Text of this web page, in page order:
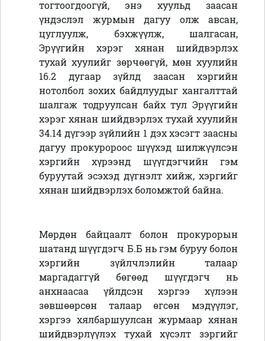
тогтоогдоогүй, энэ хуульд заасан
үндэслэл журмын дагуу олж авсан,
цуглуулж, бэхжүүлж, шалгасан,
Эрүүгийн хэрэг хянан шийдвэрлэх
тухай хуулийг зөрчөөгүй, мөн хуулийн
16.2 дугаар зүйлд заасан хэргийн
нотолбол зохих байдлуудыг хангалттай
шалгаж тодруулсан байх тул Эрүүгийн
хэрэг хянан шийдвэрлэх тухай хуулийн
34.14 дүгээр зүйлийн 1 дэх хэсэгт заасны
дагуу прокуророос шүүхэд шилжүүлсэн
хэргийн хүрээнд шүүгдэгчийн гэм
буруутай эсэхэд дүгнэлт хийж, хэргийг
хянан шийдвэрлэх боломжтой байна.
Мөрдөн байцаалт болон прокурорын
шатанд шүүгдэгч Б.Б нь гэм буруу болон
хэргийн зүйлчлэлийн талаар
маргадаггүй бөгөөд шүүгдэгч нь
анхнаасаа үйлдсэн хэргээ хүлээн
зөвшөөрсөн талаар өгсөн мэдүүлэг,
хэргээ хялбаршуулсан журмаар хянан
шийдвэрлүүлэх тухай хүсэлт зэргийг